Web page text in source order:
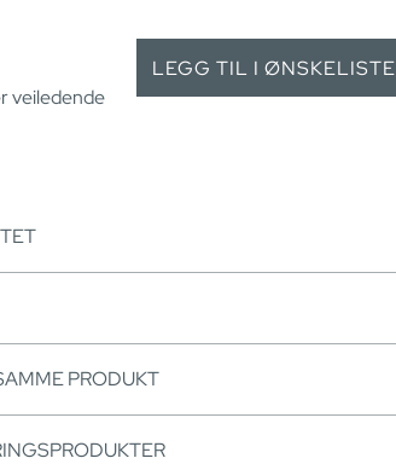
veiledende
LEGG TIL I ØNSKELISTE
PRODUKT